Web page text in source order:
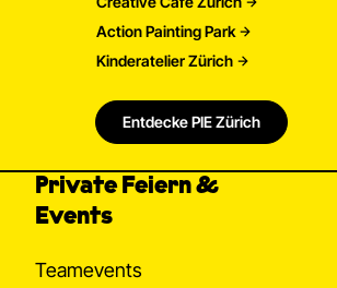
Action Painting Park
Kinderatelier Zürich
Entdecke PIE Zürich
Private Feiern &
Events
Teamevents